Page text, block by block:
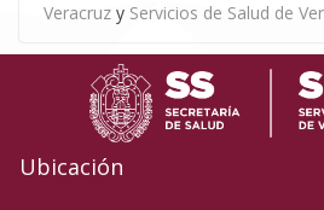
Veracruz y Servicios de Salud de
Ubicación